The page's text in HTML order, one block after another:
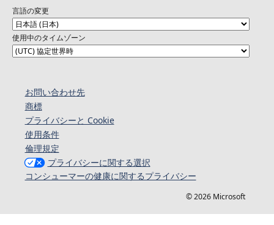
言語の変更
使用中のタイムゾーン
お問い合わせ先
商標
プライバシーと Cookie
使用条件
倫理規定
プライバシーに関する選択
コンシューマーの健康に関するプライバシー
© 2026 Microsoft